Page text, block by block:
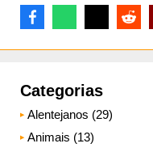
Categorias
Alentejanos (29)
Animais (13)